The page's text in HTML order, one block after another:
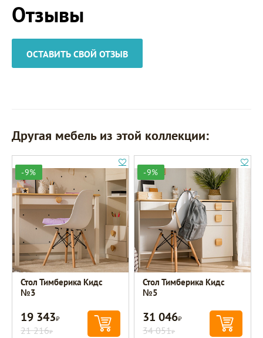
Отзывы
ОСТАВИТЬ СВОЙ ОТЗЫВ
Другая мебель из этой коллекции:
-9%
Стол Тимберика Кидс
№3
19 343Р
21 216Р
-9%
Стол Тимберика Кидс
№5
31 046Р
34 051Р